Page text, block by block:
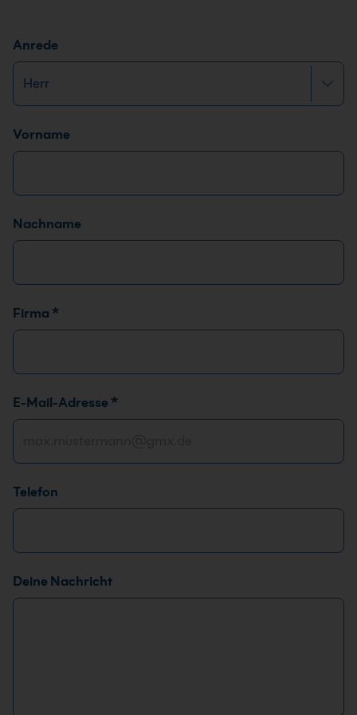
Anrede
Name*
Vorname
Nachname
Firma *
*
T
l
f
o
*
E
E-Mail-Adresse *
Telefon
Deine Nachricht